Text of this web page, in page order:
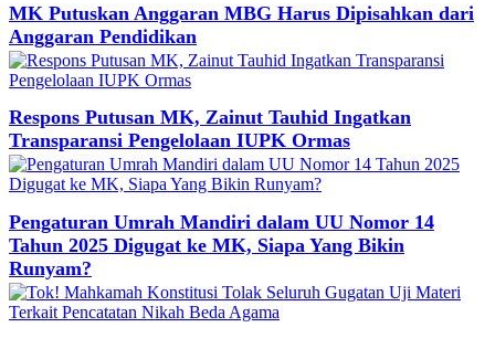
MK Putuskan Anggaran MBG Harus Dipisahkan dari
Anggaran Pendidikan
Respons Putusan MK, Zainut Tauhid Ingatkan
Transparansi Pengelolaan IUPK Ormas
Pengaturan Umrah Mandiri dalam UU Nomor 14
Tahun 2025 Digugat ke MK, Siapa Yang Bikin
Runyam?